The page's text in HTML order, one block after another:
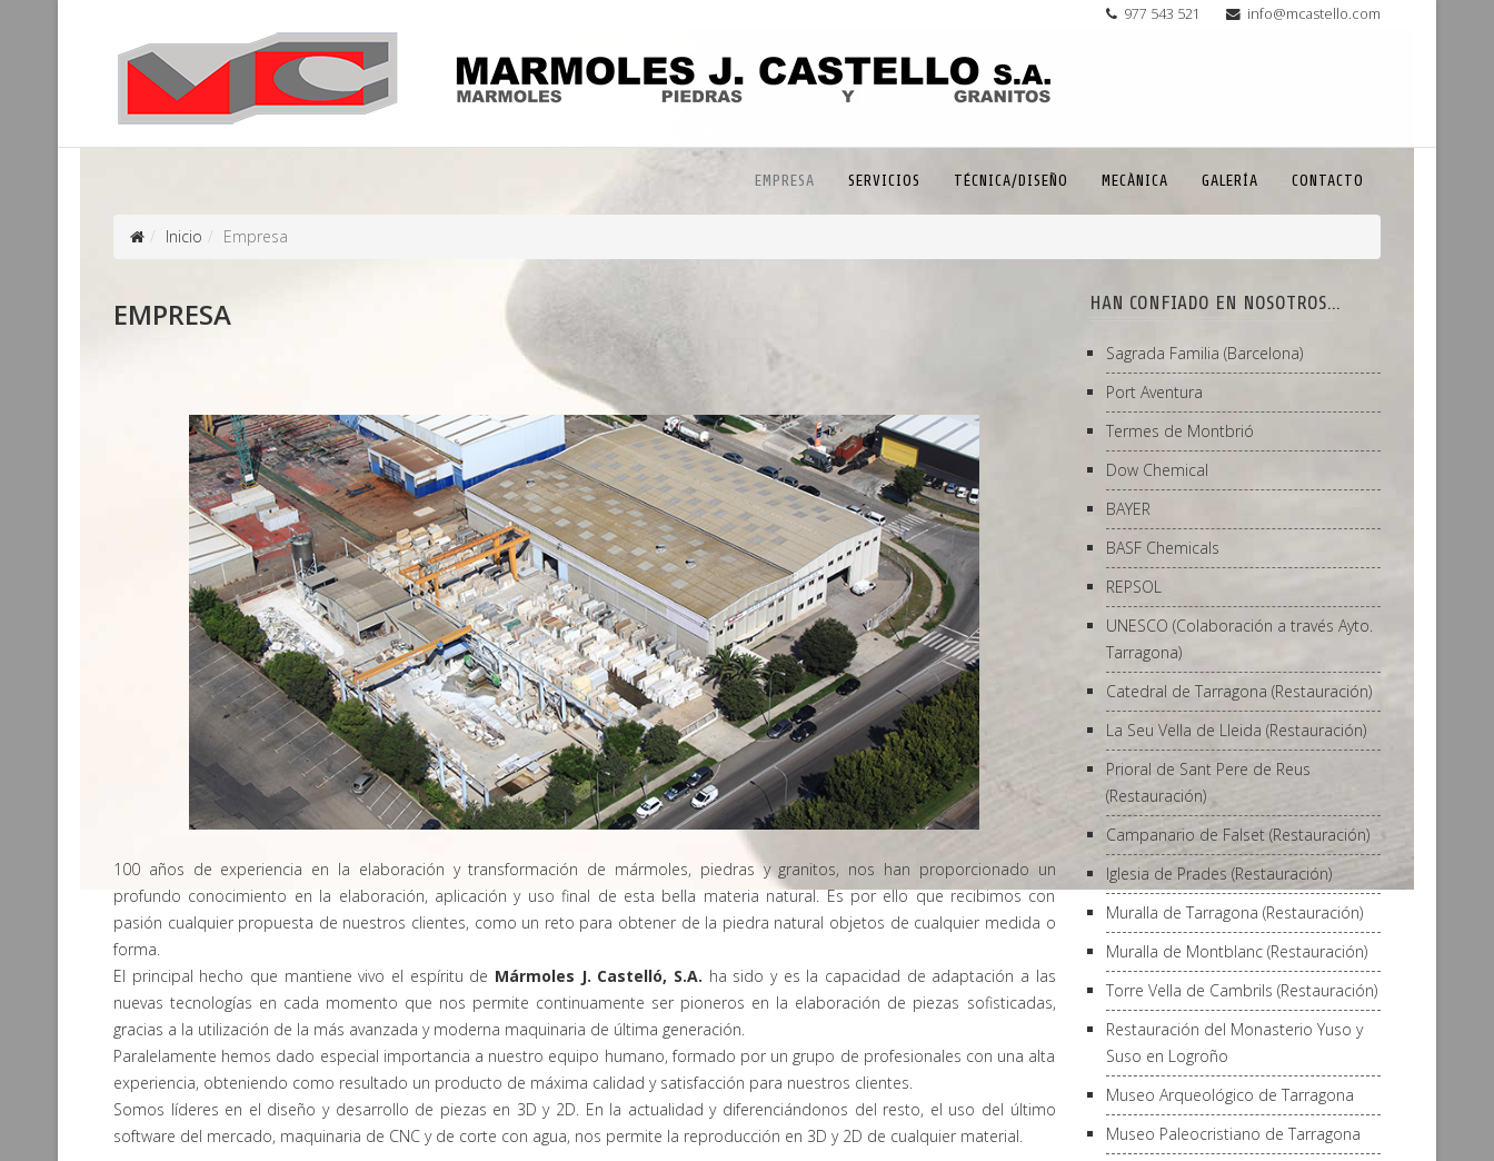
977 543 521 info@mcastello.com
EMPRESA SERVICIOS TÉCNICA/DISEÑO MECÀNICA GALERÍA CONTACTO
Inicio Empresa
EMPRESA
100 años de experiencia en la elaboración y transformación de mármoles, piedras y granitos, nos han proporcionado un
profundo conocimiento en la elaboración, aplicación y uso final de esta bella materia natural. Es por ello que recibimos con
pasión cualquier propuesta de nuestros clientes, como un reto para obtener de la piedra natural objetos de cualquier medida o
forma.
El principal hecho que mantiene vivo el espíritu de Mármoles J. Castelló, S.A. ha sido y es la capacidad de adaptación a las
nuevas tecnologías en cada momento que nos permite continuamente ser pioneros en la elaboración de piezas sofisticadas,
gracias a la utilización de la más avanzada y moderna maquinaria de última generación.
Paralelamente hemos dado especial importancia a nuestro equipo humano, formado por un grupo de profesionales con una alta
experiencia, obteniendo como resultado un producto de máxima calidad y satisfacción para nuestros clientes.
Somos líderes en el diseño y desarrollo de piezas en 3D y 2D. En la actualidad y diferenciándonos del resto, el uso del último
software del mercado, maquinaria de CNC y de corte con agua, nos permite la reproducción en 3D y 2D de cualquier material.
HAN CONFIADO EN NOSOTROS...
Sagrada Familia (Barcelona)
Port Aventura
Termes de Montbrió
Dow Chemical
BAYER
BASF Chemicals
REPSOL
UNESCO (Colaboración a través Ayto.
Tarragona)
Catedral de Tarragona (Restauración)
La Seu Vella de Lleida (Restauración)
Prioral de Sant Pere de Reus
(Restauración)
Campanario de Falset (Restauración)
Iglesia de Prades (Restauración)
Muralla de Tarragona (Restauración)
Muralla de Montblanc (Restauración)
Torre Vella de Cambrils (Restauración)
Restauración del Monasterio Yuso y
Suso en Logroño
Museo Arqueológico de Tarragona
Museo Paleocristiano de Tarragona